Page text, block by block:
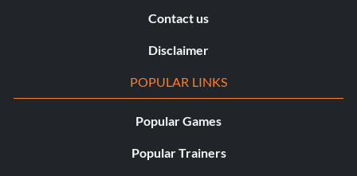
Contact us
Disclaimer
POPULAR LINKS
Popular Games
Popular Trainers